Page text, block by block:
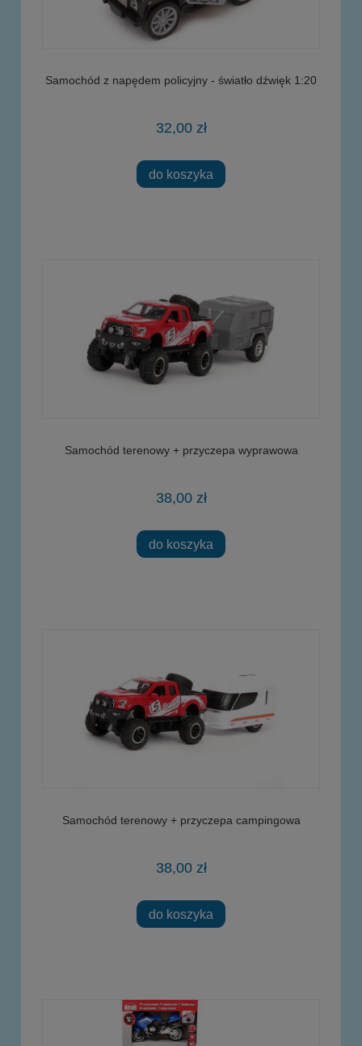
Samochód z napędem policyjny - światło dźwięk 1:20
32,00 zł
do koszyka
Samochód terenowy + przyczepa wyprawowa
38,00 zł
do koszyka
Samochód terenowy + przyczepa campingowa
38,00 zł
do koszyka